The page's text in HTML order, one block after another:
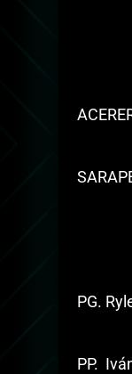
1 2
PG.
PP.